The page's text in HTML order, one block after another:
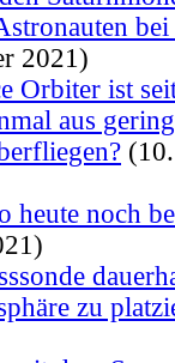
2021)
Orbiter ist
aus
heute noch
zu